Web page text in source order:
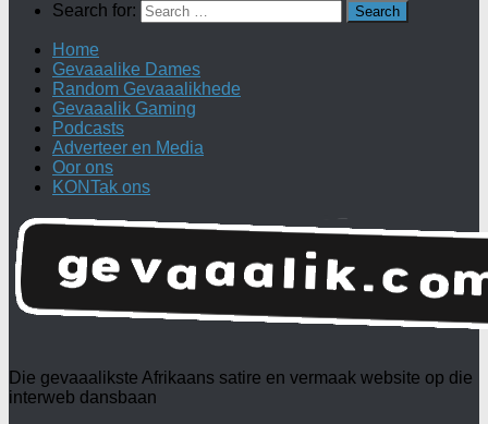
Search for:
Home
Gevaaalike Dames
Random Gevaaalikhede
Gevaaalik Gaming
Podcasts
Adverteer en Media
Oor ons
KONTak ons
Die gevaaalikste Afrikaans satire en vermaak website op die
interweb dansbaan